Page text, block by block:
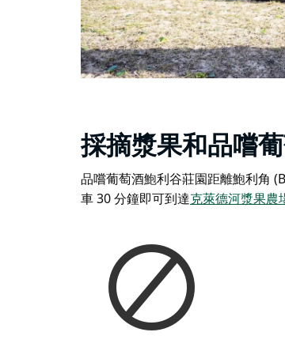
採摘漿果和品嚐
品嚐葡萄酒鮑利谷莊園距離鮑利角
車 30 分鐘即可到達克萊德河漿果農